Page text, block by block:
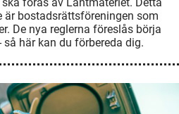
är bostadsrättsföreningen som
De nya reglerna föreslås börja
här kan du förbereda dig.